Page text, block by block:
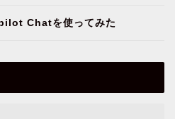
Chatを使ってみた